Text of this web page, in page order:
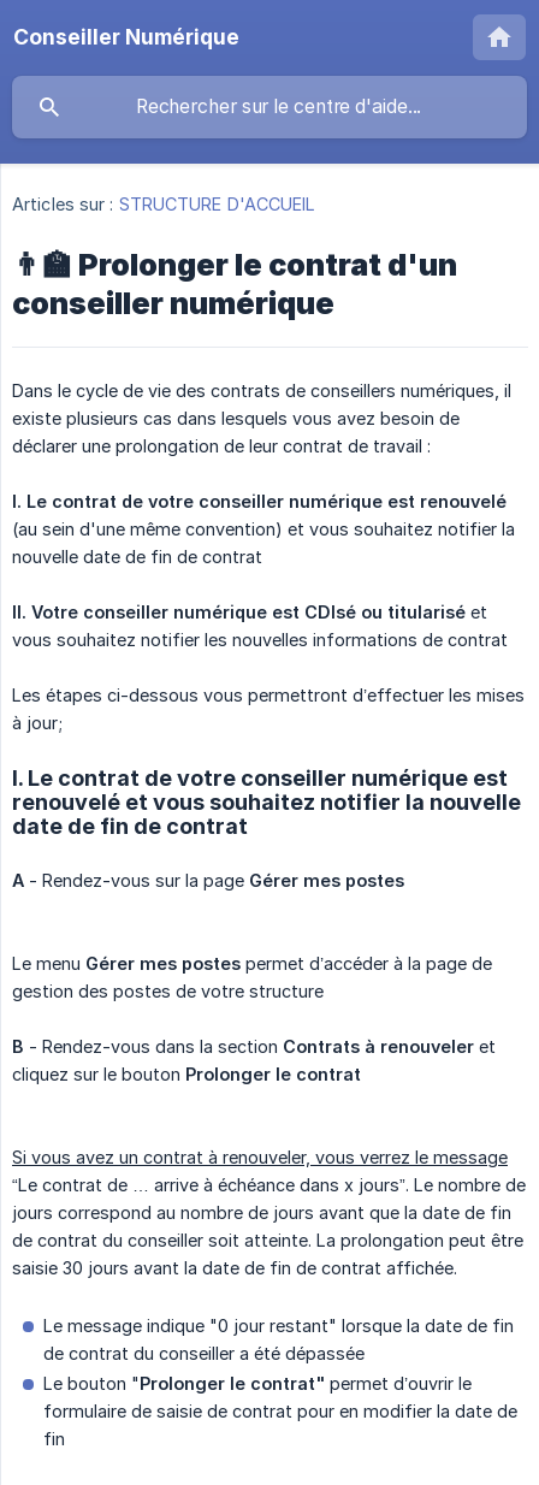
Conseiller Numérique
Articles sur : STRUCTURE D'ACCUEIL
👨‍🏫 Prolonger le contrat d'un
conseiller numérique
Dans le cycle de vie des contrats de conseillers numériques, il
existe plusieurs cas dans lesquels vous avez besoin de
déclarer une prolongation de leur contrat de travail :
I. Le contrat de votre conseiller numérique est renouvelé
(au sein d'une même convention) et vous souhaitez notifier la
nouvelle date de fin de contrat
II. Votre conseiller numérique est CDIsé ou titularisé et
vous souhaitez notifier les nouvelles informations de contrat
Les étapes ci-dessous vous permettront d’effectuer les mises
à jour;
I. Le contrat de votre conseiller numérique est
renouvelé et vous souhaitez notifier la nouvelle
date de fin de contrat
A - Rendez-vous sur la page Gérer mes postes
Le menu Gérer mes postes permet d’accéder à la page de
gestion des postes de votre structure
B - Rendez-vous dans la section Contrats à renouveler et
cliquez sur le bouton Prolonger le contrat
Si vous avez un contrat à renouveler, vous verrez le message
“Le contrat de … arrive à échéance dans x jours”. Le nombre de
jours correspond au nombre de jours avant que la date de fin
de contrat du conseiller soit atteinte. La prolongation peut être
saisie 30 jours avant la date de fin de contrat affichée.
Le message indique "0 jour restant" lorsque la date de fin
de contrat du conseiller a été dépassée
Le bouton "Prolonger le contrat" permet d’ouvrir le
formulaire de saisie de contrat pour en modifier la date de
fin